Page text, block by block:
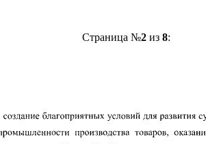
Страница №2из 8: